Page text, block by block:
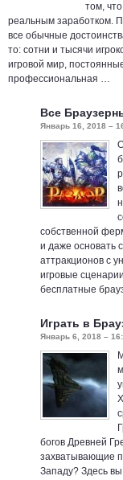
том,
реальным заработком.
все обычные
то: сотни и тысячи
игровой мир,
профессиональная …
Все
Январь 16, 2018 –
собственной
и даже основать
аттракционов с
игровые
бесплатные
Играть в
Январь 6, 2018 –
богов Древней
захватывающие
Западу? Здесь